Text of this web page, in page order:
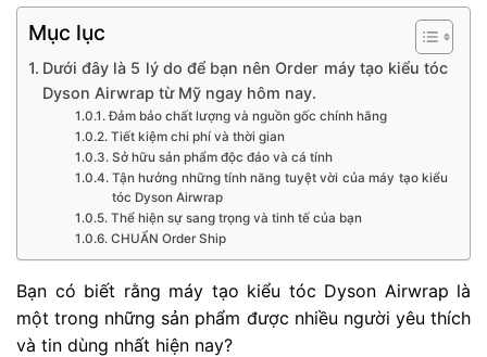
Mục lục
Dưới đây là 5 lý do để bạn nên Order máy tạo kiểu tóc
Dyson Airwrap từ Mỹ ngay hôm nay.
Đảm bảo chất lượng và nguồn gốc chính hãng
Tiết kiệm chi phí và thời gian
Sở hữu sản phẩm độc đáo và cá tính
Tận hưởng những tính năng tuyệt vời của máy tạo kiểu
tóc Dyson Airwrap
Thể hiện sự sang trọng và tinh tế của bạn
CHUẨN Order Ship
Bạn có biết rằng máy tạo kiểu tóc Dyson Airwrap là
một trong những sản phẩm được nhiều người yêu thích
và tin dùng nhất hiện nay?